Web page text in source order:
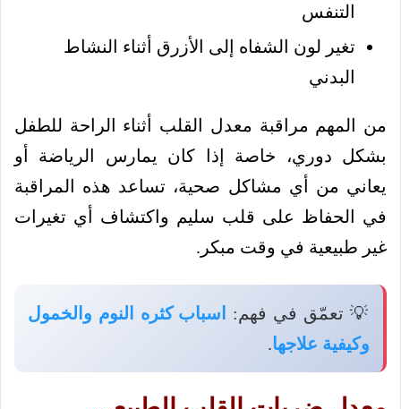
التنفس
تغير لون الشفاه إلى الأزرق أثناء النشاط
البدني
من المهم مراقبة معدل القلب أثناء الراحة للطفل
بشكل دوري، خاصة إذا كان يمارس الرياضة أو
يعاني من أي مشاكل صحية، تساعد هذه المراقبة
في الحفاظ على قلب سليم واكتشاف أي تغيرات
غير طبيعية في وقت مبكر.
💡 تعمّق في فهم:
اسباب كثره النوم والخمول
وكيفية علاجها.